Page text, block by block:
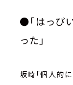
●「はっぴ
った」
坂崎「個人的